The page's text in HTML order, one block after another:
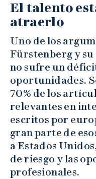
El talento
atraerlo
Uno de los
Fürstenberg y
no sufre un
oportunidades.
70% de los
relevantes en
escritos por
gran parte de
a Estados
de riesgo y las
profesionales.